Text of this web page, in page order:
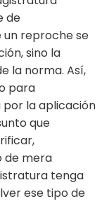
de
reproche se
sino la
la norma. Así,
para
la aplicación
que
de mera
tenga
ese tipo de